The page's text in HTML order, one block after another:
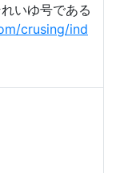
いゆ号である
crusing/ind